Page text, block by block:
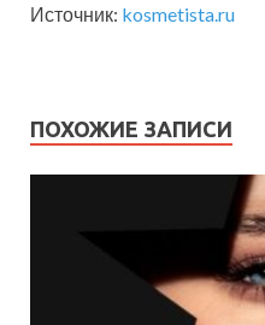
Источник: kosmetista.ru
ПОХОЖИЕ ЗАПИСИ